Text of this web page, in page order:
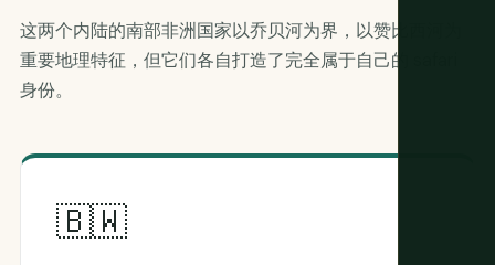
这两个内陆的南部非洲国家以乔贝河为界，以赞比西河为
重要地理特征，但它们各自打造了完全属于自己的 safari
身份。
🇧🇼